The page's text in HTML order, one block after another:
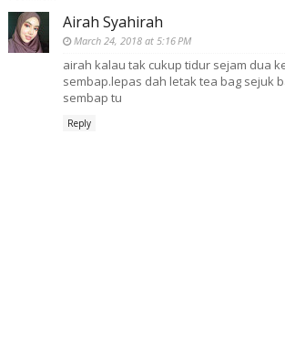
Airah Syahirah
March 24, 2018 at 5:16 PM
airah kalau tak cukup tidur sejam dua
sembap.lepas dah letak tea bag sejuk
sembap tu
Reply